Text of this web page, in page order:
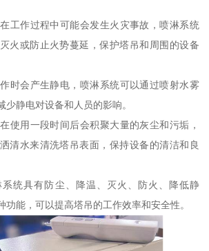
工作过程中可能会发生火灾事故，喷淋系统
火或防止火势蔓延，保护塔吊和周围的设备
时会产生静电，喷淋系统可以通过喷射水雾
少静电对设备和人员的影响。
使用一段时间后会积聚大量的灰尘和污垢，
清水来清洗塔吊表面，保持设备的清洁和良
统具有防尘、降温、灭火、防火、降低静
功能，可以提高塔吊的工作效率和安全性。